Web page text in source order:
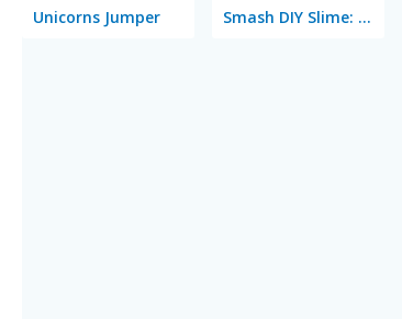
Unicorns Jumper Smash DIY Slime: Fidget Slimy